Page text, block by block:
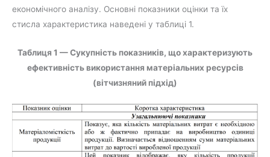
економічного аналізу. Основні показники оцінки та їх
стисла характеристика наведені у таблиці 1.
Таблиця 1 — Сукупність показників, що характеризують
ефективність використання матеріальних ресурсів
(вітчизняний підхід)